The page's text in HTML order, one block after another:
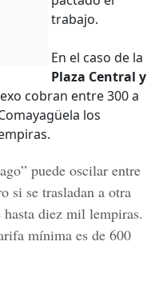
trabajo.
En el caso de la
Plaza Central y
cobran entre 300 a
los
puede oscilar entre
si se trasladan a otra
diez mil lempiras.
mínima es de 600